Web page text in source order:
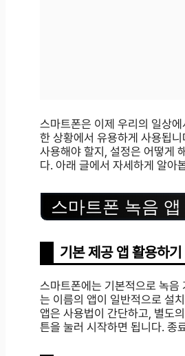
스마트폰은 이제 우리의 일상
한 상황에서 유용하게 사용됩
사용해야 할지, 설정은 어떻게
다. 아래 글에서 자세하게 알아
스마트폰 녹음 앱
기본 제공 앱 활용하기
스마트폰에는 기본적으로 녹음
는 이름의 앱이 일반적으로 설
앱은 사용법이 간단하고, 별도
튼을 눌러 시작하면 됩니다. 종